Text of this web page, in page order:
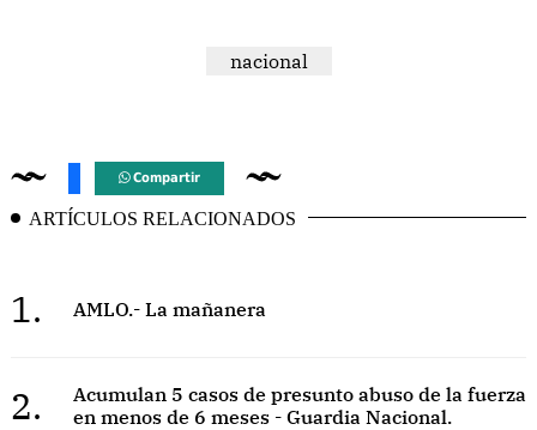
nacional
Compartir
ARTÍCULOS RELACIONADOS
1. AMLO.- La mañanera
2.
Acumulan 5 casos de presunto abuso de la fuerza
en menos de 6 meses - Guardia Nacional.